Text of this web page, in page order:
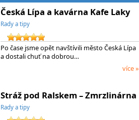
Česká Lípa a kavárna Kafe Laky
Rady a tipy
Po čase jsme opět navštívili město Česká Lípa
a dostali chuť na dobrou…
více »
Stráž pod Ralskem – Zmrzlinárna
Rady a tipy